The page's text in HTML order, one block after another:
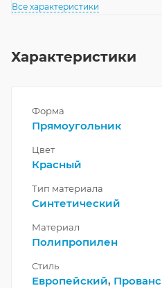
Все характеристики
Характеристики
Форма
Прямоугольник
Цвет
Красный
Тип материала
Синтетический
Материал
Полипропилен
Стиль
Европейский, Прованс